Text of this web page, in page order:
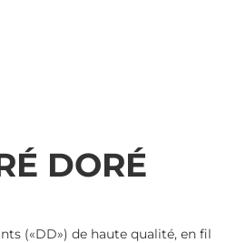
DORÉ
(«DD») de haute qualité, en fil